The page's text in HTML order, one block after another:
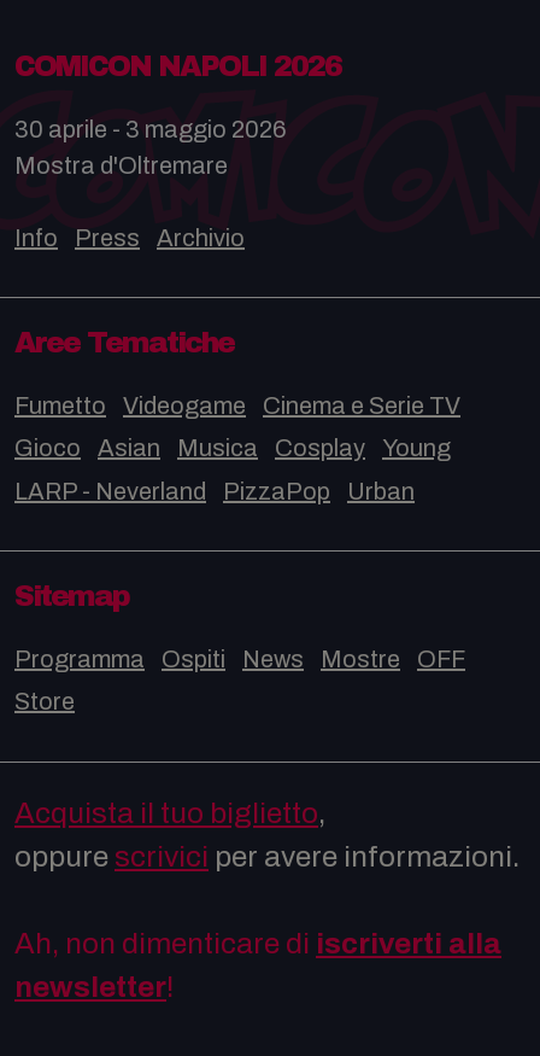
COMICON NAPOLI 2026
30 aprile - 3 maggio 2026
Mostra d'Oltremare
Info Press Archivio
Aree Tematiche
Fumetto Videogame
Cinema e Serie TV
Gioco
Asian Musica Cosplay
Young
LARP - Neverland
PizzaPop Urban
Sitemap
Programma Ospiti News Mostre
OFF
Store
Acquista il tuo biglietto,
oppure scrivici per avere informazioni.
Ah, non dimenticare di iscriverti alla
newsletter!